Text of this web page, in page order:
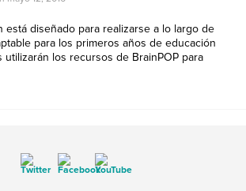
está diseñado para realizarse a lo largo de
para los primeros años de educación
utilizarán los recursos de BrainPOP para